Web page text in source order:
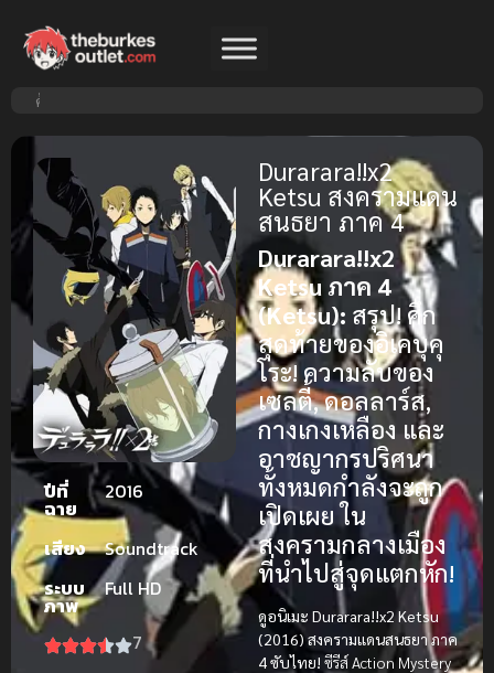
ปีที่
ฉาย
2016
เสียง
Soundtrack
ระบบ
ภาพ
Full HD
7
Durarara!!x2
Ketsu สงครามแดน
สนธยา ภาค 4
Durarara!!x2
Ketsu ภาค 4
(Ketsu): สรุป! ศึก
สุดท้ายของอิเคบุคุ
โระ! ความลับของ
เซลตี้, ดอลลาร์ส,
กางเกงเหลือง และ
อาชญากรปริศนา
ทั้งหมดกำลังจะถูก
เปิดเผย ใน
สงครามกลางเมือง
ที่นำไปสู่จุดแตกหัก!
ดูอนิเมะ Durarara!!x2 Ketsu
(2016) สงครามแดนสนธยา ภาค
4 ซับไทย! ซีรีส์ Action Mystery